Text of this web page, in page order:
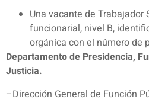
Una vacante de Trabajador
funcionarial, nivel B,
orgánica con el número de
Departamento de Presidencia,
Justicia.
–Dirección General de Función